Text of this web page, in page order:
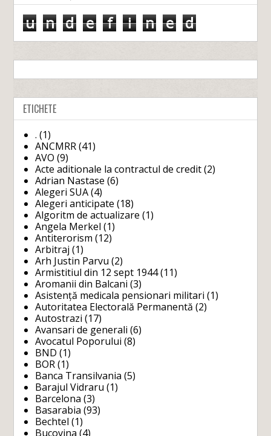
u n d e f i n e d
ETICHETE
. (1)
ANCMRR (41)
AVO (9)
Acte aditionale la contractul de credit (2)
Adrian Nastase (6)
Alegeri SUA (4)
Alegeri anticipate (18)
Algoritm de actualizare (1)
Angela Merkel (1)
Antiterorism (12)
Arbitraj (1)
Arh Justin Parvu (2)
Armistitiul din 12 sept 1944(11)
Aromanii din Balcani (3)
Asistență medicala pensionari militari (1)
Autoritatea Electorală Permanentă (2)
Autostrazi (17)
Avansari de generali (6)
Avocatul Poporului (8)
BND (1)
BOR (1)
Banca Transilvania (5)
Barajul Vidraru (1)
Barcelona (3)
Basarabia (93)
Bechtel (1)
Bucovina (4)